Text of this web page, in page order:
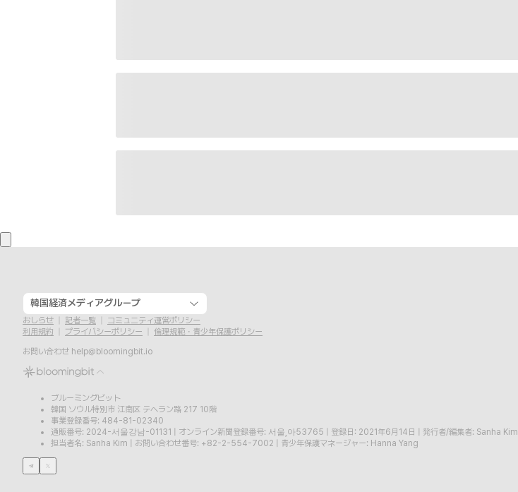
韓国経済メディアグループ
おしらせ 記者一覧
コミュニティ運営ポリシー
利用規約
プライバシーポリシー
倫理規範・青少年保護ポリシー
お問い合わせ help@bloomingbit.io
ブルーミングビット
韓国 ソウル特別市 江南区 テヘラン路 217 10階
事業登録番号: 484-81-02340
通販番号: 2024-서울강남-01131
オンライン新聞登録番号: 서울,아53765 登録日: 2021年6月14日
発行者/編集者: Sanha Kim
担当者名: Sanha Kim
お問い合わせ番号: +82-2-554-7002 青少年保護マネージャー: Hanna Yang